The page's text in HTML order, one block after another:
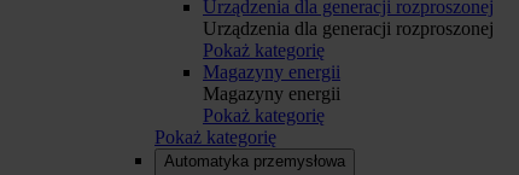
Urządzenia dla generacji rozproszonej
Urządzenia dla generacji rozproszonej
Pokaż kategorię
Magazyny energii
Magazyny energii
Pokaż kategorię
Pokaż kategorię
Automatyka przemysłowa